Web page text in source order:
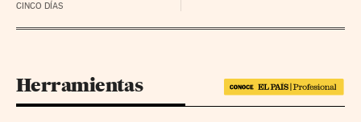
CINCO DÍAS
Herramientas